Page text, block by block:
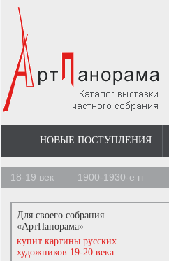
НОВЫЕ ПОСТУПЛЕНИЯ
18-19 век 1900-1930-е гг
Для своего собрания
«АртПанорама»
купит картины русских
художников 19-20 века.